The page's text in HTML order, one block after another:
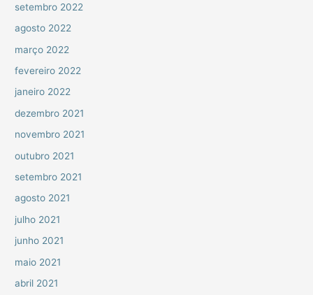
setembro 2022
agosto 2022
março 2022
fevereiro 2022
janeiro 2022
dezembro 2021
novembro 2021
outubro 2021
setembro 2021
agosto 2021
julho 2021
junho 2021
maio 2021
abril 2021